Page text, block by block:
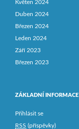
Květen 2024
Duben 2024
Březen 2024
Leden 2024
Září 2023
Březen 2023
ZÁKLADNÍ INFORMACE
Přihlásit se
RSS (příspěvky)